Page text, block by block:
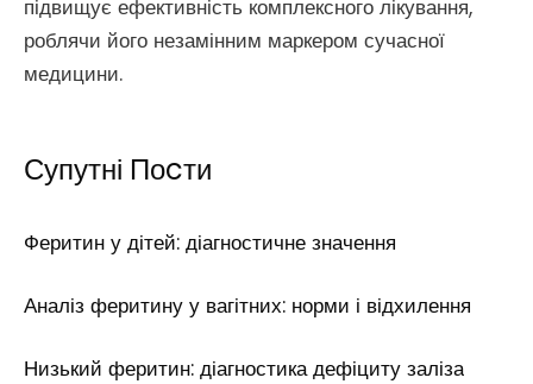
підвищує ефективність комплексного лікування,
роблячи його незамінним маркером сучасної
медицини.
Супутні Поcти
Феритин у дітей: діагностичне значення
Аналіз феритину у вагітних: норми і відхилення
Низький феритин: діагностика дефіциту заліза